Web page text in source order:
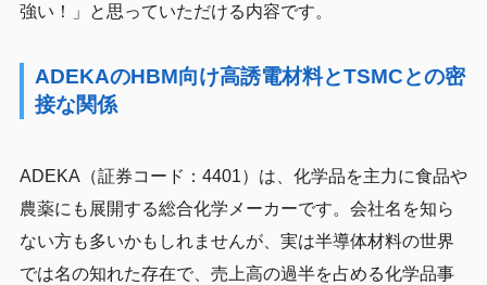
強い！」と思っていただける内容です。
ADEKAのHBM向け高誘電材料とTSMCとの密
接な関係
ADEKA（証券コード：4401）は、化学品を主力に食品や
農薬にも展開する総合化学メーカーです。会社名を知ら
ない方も多いかもしれませんが、実は半導体材料の世界
では名の知れた存在で、売上高の過半を占める化学品事